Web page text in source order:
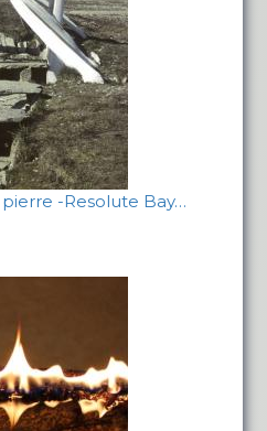
-Resolute Bay…